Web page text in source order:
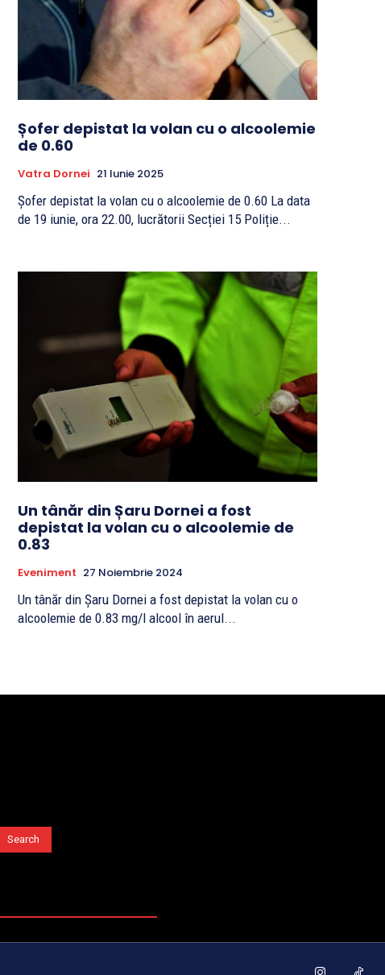
Șofer depistat la volan cu o alcoolemie
de 0.60
Vatra Dornei 21 Iunie 2025
Șofer depistat la volan cu o alcoolemie de 0.60 La data
de 19 iunie, ora 22.00, lucrătorii Secției 15 Poliție...
Un tânăr din Șaru Dornei a fost
depistat la volan cu o alcoolemie de
0.83
Eveniment 27 Noiembrie 2024
Un tânăr din Șaru Dornei a fost depistat la volan cu o
alcoolemie de 0.83 mg/l alcool în aerul...
Search